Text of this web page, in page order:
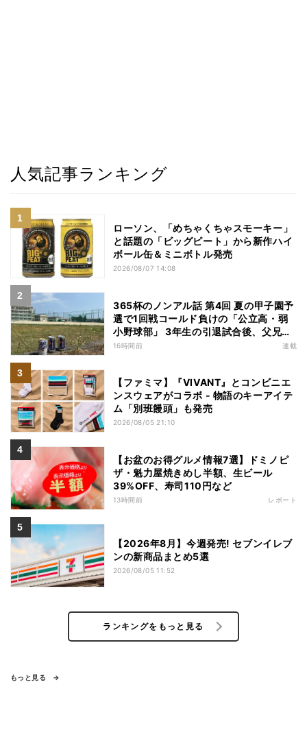
人気記事ランキング
ローソン、「めちゃくちゃスモーキー」
と話題の「ビッグピート」から新作ハイ
ボール缶＆ミニボトル発売
2026/08/07 14:08
365杯のノンアル話 第4回 夏の甲子園予
選で1回戦コールド負けの「公立高・弱
小野球部」 3年生の引退試合後、父兄
が“現場”で取り出したのは……
16時間前 連載
【ファミマ】『VIVANT』とコンビニエ
ンスウェアがコラボ - 物語のキーアイテ
ム「別班饅頭」も発売
2026/08/05 21:10
【お盆のお得グルメ情報7選】ドミノピ
ザ・魁力屋焼きめし半額、生ビール
39%OFF、寿司110円など
13時間前 レポート
【2026年8月】今週発売! セブンイレブ
ンの新商品まとめ5選
2026/08/05 11:52
ランキングをもっと見る
もっと見る